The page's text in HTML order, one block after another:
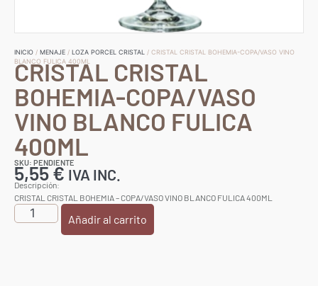
INICIO / MENAJE / LOZA PORCEL CRISTAL
/ CRISTAL CRISTAL BOHEMIA-COPA/VASO VINO
BLANCO FULICA 400ML
CRISTAL CRISTAL
BOHEMIA-COPA/VASO
VINO BLANCO FULICA
400ML
SKU: PENDIENTE
5,55€ IVA INC.
Descripción:
CRISTAL CRISTAL BOHEMIA – COPA/VASO VINO BLANCO FULICA 400ML
Añadir al carrito